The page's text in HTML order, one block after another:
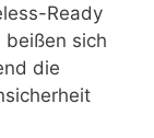
Ready
beißen sich
die